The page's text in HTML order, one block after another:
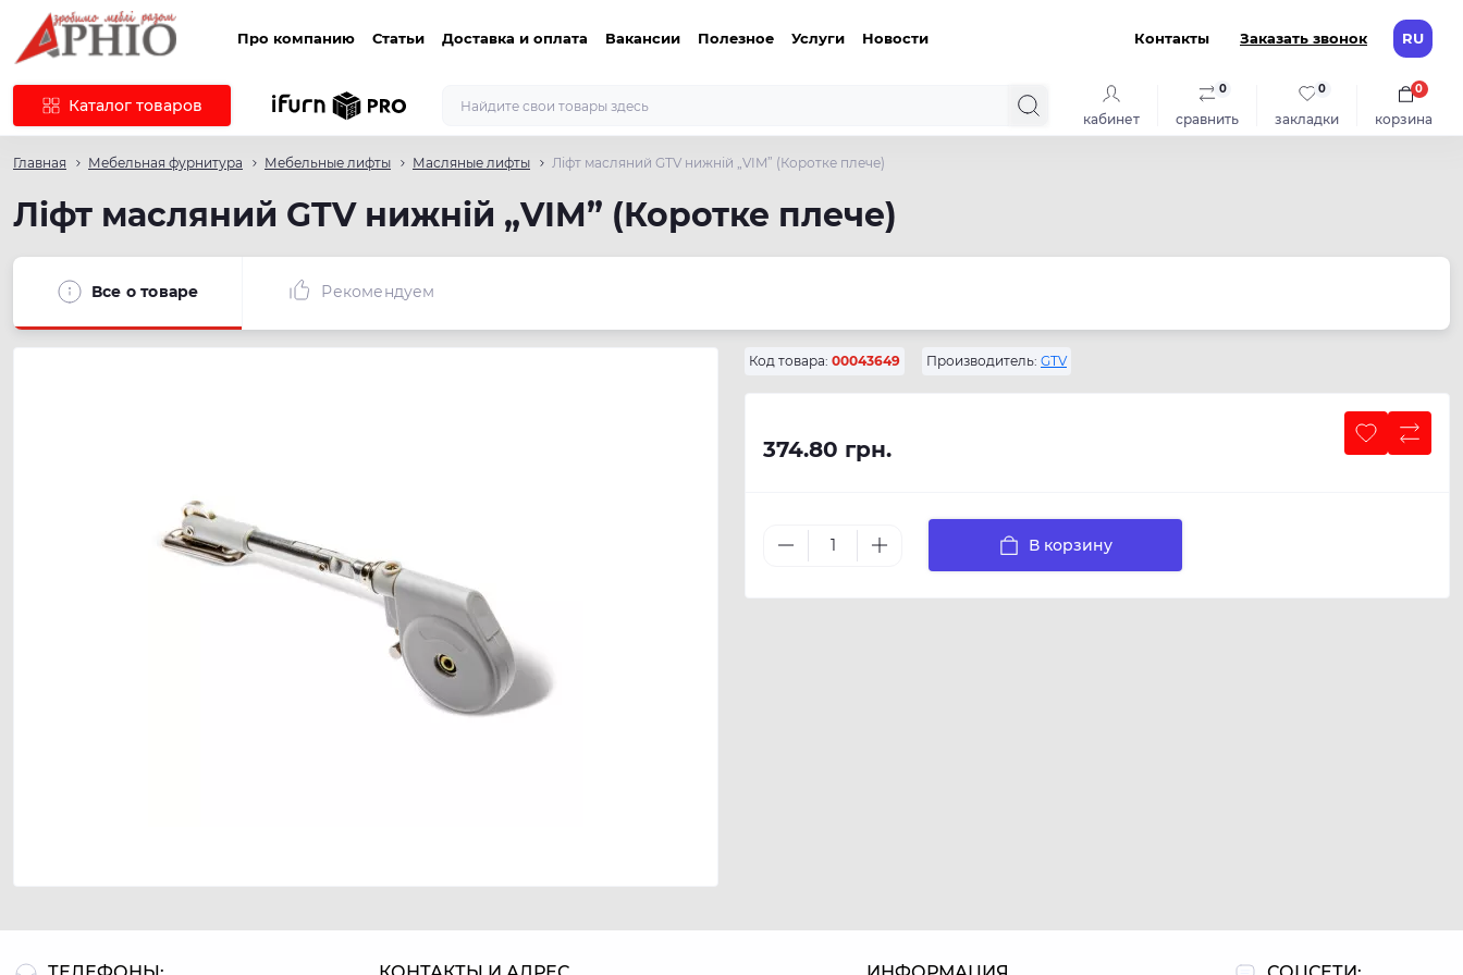
Про компанию Статьи Доставка и оплата Вакансии Полезное Услуги Новости Контакты Заказать звонок RU
Каталог товаров
кабинет сравнить
0
закладки
0
корзина
0
Главная Мебельная фурнитура Мебельные лифты Масляные лифты Ліфт масляний GTV нижній „VIM” (Коротке плече)
Ліфт масляний GTV нижній „VIM” (Коротке плече)
Все о товаре Рекомендуем
Код товара: 00043649 Производитель: GTV
374.80 грн.
В корзину